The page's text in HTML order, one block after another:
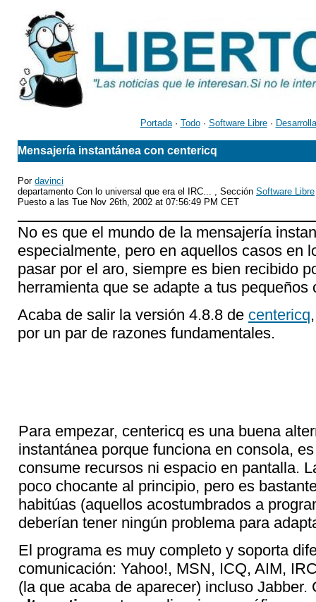
Portada· Todo· Software Libre·
Mensajería instantánea con centericq
Por davinci
departamento Con lo universal que era el IRC... , Sección Software Libre
Puesto a las Tue Nov 26th, 2002 at 07:56:49 PM CET
No es que el mundo de la mensajería
especialmente, pero en aquellos casos en
pasar por el aro, siempre es bien recibido
herramienta que se adapte a tus
Acaba de salir la versión 4.8.8 de centericq
por un par de razones fundamentales.
Para empezar, centericq es una buena
instantánea porque funciona en consola,
consume recursos ni espacio en pantalla.
poco chocante al principio, pero es
habitúas (aquellos acostumbrados a
deberían tener ningún problema para
El programa es muy completo y soporta
comunicación: Yahoo!, MSN, ICQ, AIM,
(la que acaba de aparecer) incluso